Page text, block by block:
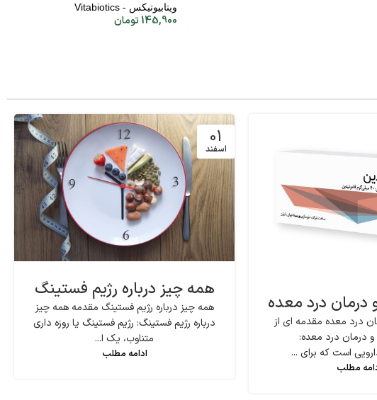
ویتابیوتیکس - Vitabiotics
145,900تومان
درمان درد معده
درد معده مقدمه ای از
و درمان درد معده:
است که برای ...
مطلب
01
اسفند
همه چیز درباره رژیم فستینگ
همه چیز درباره رژیم فستینگ مقدمه همه چیز
درباره رژیم فستینگ: رژیم فستینگ یا روزه داری
متناوب، یک ا...
ادامه مطلب